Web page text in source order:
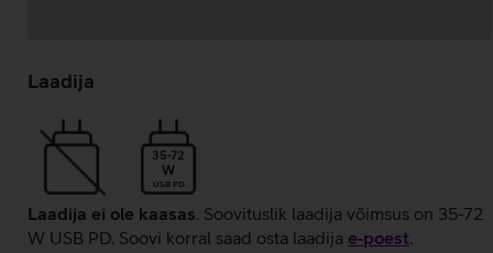
laadimine
Laadija
35-72
W
USB PD
Laadija ei ole kaasas. Soovituslik laadija võimsus on 35-72
W USB PD. Soovi korral saad osta laadija e‑poest.